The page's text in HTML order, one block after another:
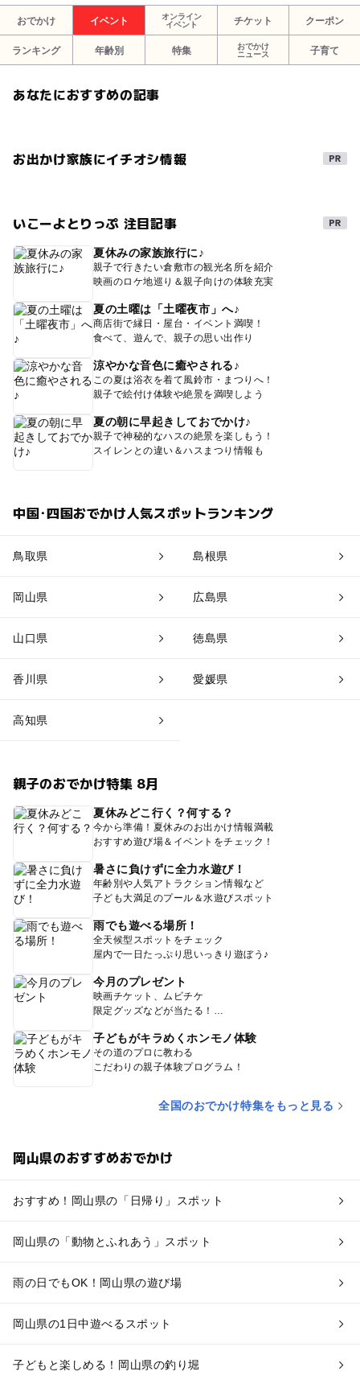
手形アート 手形足形アート 写真イベント
撮影会イベント 桜撮影会 桜撮影
さくら
入学式撮影 成人式 桜お花見
ソメイヨシノ 岡山撮影会 倉敷撮影会
岡山桜撮影会 倉敷桜撮影 倉敷桜スポット
おでかけ イベント
オンライン
イベント
チケット クーポン
ランキング 年齢別 特集
おでかけ
ニュース
子育て
あなたにおすすめの記事
お出かけ家族にイチオシ情報
いこーよとりっぷ 注目記事
夏休みの家族旅行に♪
親子で行きたい倉敷市の観光名所を紹介
映画のロケ地巡り＆親子向けの体験充実
夏の土曜は「土曜夜市」へ♪
商店街で縁日・屋台・イベント満喫！
食べて、遊んで、親子の思い出作り
涼やかな音色に癒やされる♪
この夏は浴衣を着て風鈴市・まつりへ！
親子で絵付け体験や絶景を満喫しよう
夏の朝に早起きしておでかけ♪
親子で神秘的なハスの絶景を楽しもう！
スイレンとの違い＆ハスまつり情報も
中国･四国おでかけ人気スポットランキング
鳥取県 島根県
岡山県 広島県
山口県 徳島県
香川県 愛媛県
高知県
親子のおでかけ特集 8月
夏休みどこ行く？何する？
今から準備！夏休みのお出かけ情報満載
おすすめ遊び場＆イベントをチェック！
暑さに負けずに全力水遊び！
年齢別や人気アトラクション情報など
子ども大満足のプール＆水遊びスポット
雨でも遊べる場所！
全天候型スポットをチェック
屋内で一日たっぷり思いっきり遊ぼう♪
今月のプレゼント
映画チケット、ムビチケ
限定グッズなどが当たる！
子どもがキラめくホンモノ体験
その道のプロに教わる
こだわりの親子体験プログラム！
全国のおでかけ特集をもっと見る
岡山県のおすすめおでかけ
おすすめ！岡山県の「日帰り」スポット
岡山県の「動物とふれあう」スポット
雨の日でもOK！岡山県の遊び場
岡山県の1日中遊べるスポット
子どもと楽しめる！岡山県の釣り堀